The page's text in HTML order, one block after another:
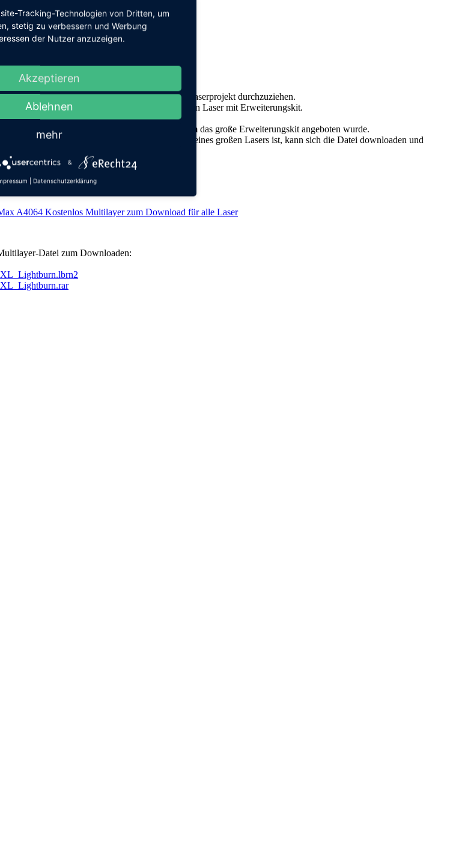
Man kommt nicht sehr oft dazu, ein so großes Laserprojekt durchzuziehen.
für den Laservorgang, sondern auch noch einen Laser mit Erweiterungskit.
3 Max realisiert, einer der ersten, bei dem das große Erweiterungskit angeboten wurde.
und die Zeit nicht scheut und schon Besitzer eines großen Lasers ist, kann sich die Datei downloaden und
A4064 Kostenlos Multilayer zum Download für alle Laser
Datei zum Downloaden:
Tracking-Technologien von Dritten, um
stetig zu verbessern und Werbung
der Nutzer anzuzeigen.
Akzeptieren
Ablehnen
mehr
&
Datenschutzerklärung